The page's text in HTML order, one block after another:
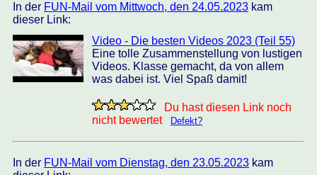
In der FUN-Mail vom Mittwoch, den 24.05.2023 kam
dieser Link:
Video - Die besten Videos 2023 (Teil 55)
Eine tolle Zusammenstellung von lustigen
Videos. Klasse gemacht, da von allem
was dabei ist. Viel Spaß damit!
Du hast diesen Link noch
nicht bewertet
Defekt?
In der FUN-Mail vom Dienstag, den 23.05.2023 kam